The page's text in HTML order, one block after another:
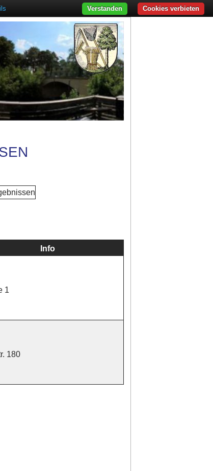
Info
1
180
Cookies verbieten
Verstanden